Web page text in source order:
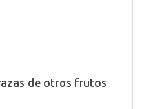
de otros frutos